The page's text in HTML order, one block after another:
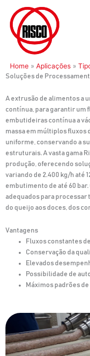
para
conteúdo
Home » Aplicações »
Soluções de
A extrusão de alimentos a
contínua, para garantir um
embutideiras contínua a
massa em múltiplos fluxos
uniforme, conservando a
estruturais. A vasta gama
produção, oferecendo
variando de 2.400 kg/h até
embutimento de até 60
adequados para processar
do queijo aos doces, dos
Vantagens
Fluxos constantes
Conservação da
Elevados
Possibilidade de
Máximos padrões